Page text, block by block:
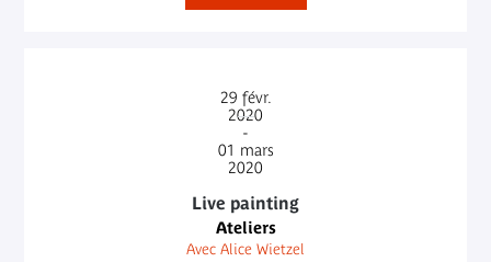
29 févr.
2020
-
01 mars
2020
Live painting
Ateliers
Avec Alice Wietzel